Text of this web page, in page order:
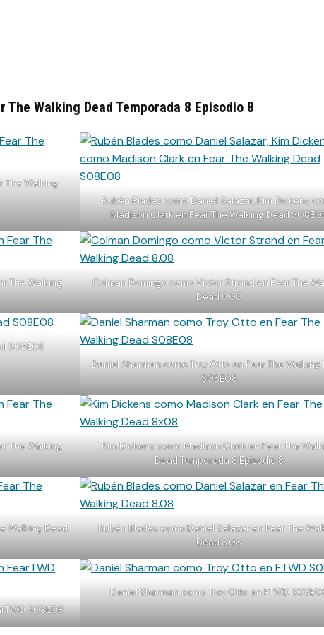
Walking Dead Temporada 8 Episodio 8
The Walking
Rubén Blades como Daniel Salazar, Kim Dickens
Madison Clark en Fear The Walking Dead
The Walking
Colman Domingo como Victor Strand en Fear The
Dead 8.08
S08E08
Daniel Sharman como Troy Otto en Fear The Walking
S08E08
The Walking
Kim Dickens como Madison Clark en Fear The
Dead Temporada 8 Episodio 8
Walking Dead
Rubén Blades como Daniel Salazar en Fear The
Dead 8.08
S08E08
Daniel Sharman como Troy Otto en FTWD